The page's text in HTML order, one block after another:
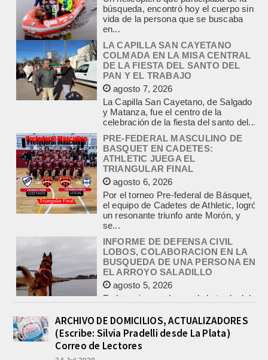
LA CAPILLA SAN CAYETANO
COLMADA EN LA MISA CENTRAL
DE LA FIESTA DEL SANTO DEL
agosto 7, 2026
La Capilla San Cayetano, de Salgado
y Matanza, fue el centro de la
celebración de la fiesta del santo del...
PRE-FEDERAL MASCULINO DE
BASQUET EN CADETES:
ATHLETIC JUEGA EL
agosto 6, 2026
Por el torneo Pre-federal de Básquet,
el equipo de Cadetes de Athletic, logró
un resonante triunfo ante Morón, y
se...
INFORME DE DEFENSA CIVIL
LOBOS, COLABORACION EN LA
BUSQUEDA DE UNA PERSONA EN
agosto 5, 2026
En las primeras horas de la tarde del
martes, el Intendente Jorge
Etcheverry recibió, por parte de su
par de...
INCENDIO EN LA VIVIENDA DE UN
VETERANO DE MALVINAS DE
LOBOS
agosto 7, 2026
Esta tarde fueron requeridos los
ARCHIVO DE DOMICILIOS, ACTUALIZADORES
(Escribe: Silvia Pradelli desde La Plata)
Correo de Lectores